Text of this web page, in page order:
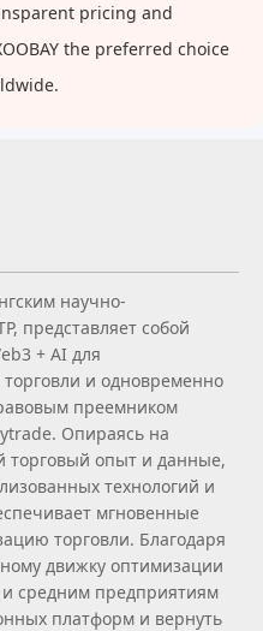
pricing and
the preferred choice
научно-
представляет собой
+ AI для
и одновременно
преемником
Опираясь на
торговый опыт и данные,
технологий и
мгновенные
торговли. Благодаря
движку оптимизации
и средним предприятиям
платформ и вернуть